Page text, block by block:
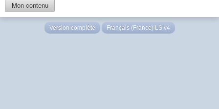
Mon contenu
Version complète Français (France) LS v4